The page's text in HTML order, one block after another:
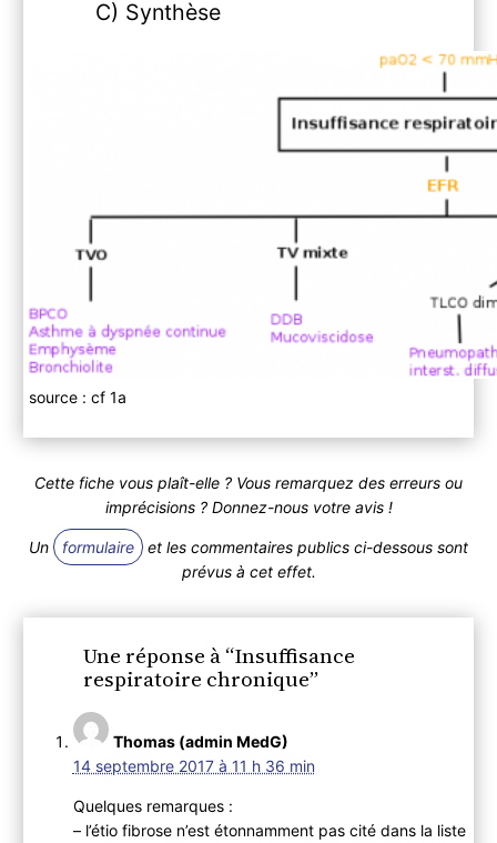
C) Synthèse
source : cf 1a
Cette fiche vous plaît-elle ? Vous remarquez des erreurs ou
imprécisions ? Donnez-nous votre avis !
Un formulaire
et les commentaires publics ci-dessous sont
prévus à cet effet.
Une réponse à “Insuffisance
respiratoire chronique”
Thomas (admin MedG)
14 septembre 2017 à 11 h 36 min
Quelques remarques :
– l’étio fibrose n’est étonnamment pas cité dans la liste